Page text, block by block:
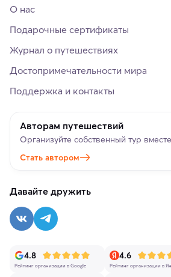
О нас
Подарочные сертификаты
Журнал о путешествиях
Достопримечательности мира
Поддержка и контакты
Авторам путешествий
Организуйте собственный тур
Стать автором
Давайте дружить
4.8
Рейтинг организации в Google
4.6
Рейтинг организации в